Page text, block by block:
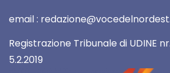
email :
Registrazione Tribunale di UDINE
5.2.2019